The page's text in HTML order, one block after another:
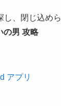
、閉じ込め
の男 攻略
アプリ